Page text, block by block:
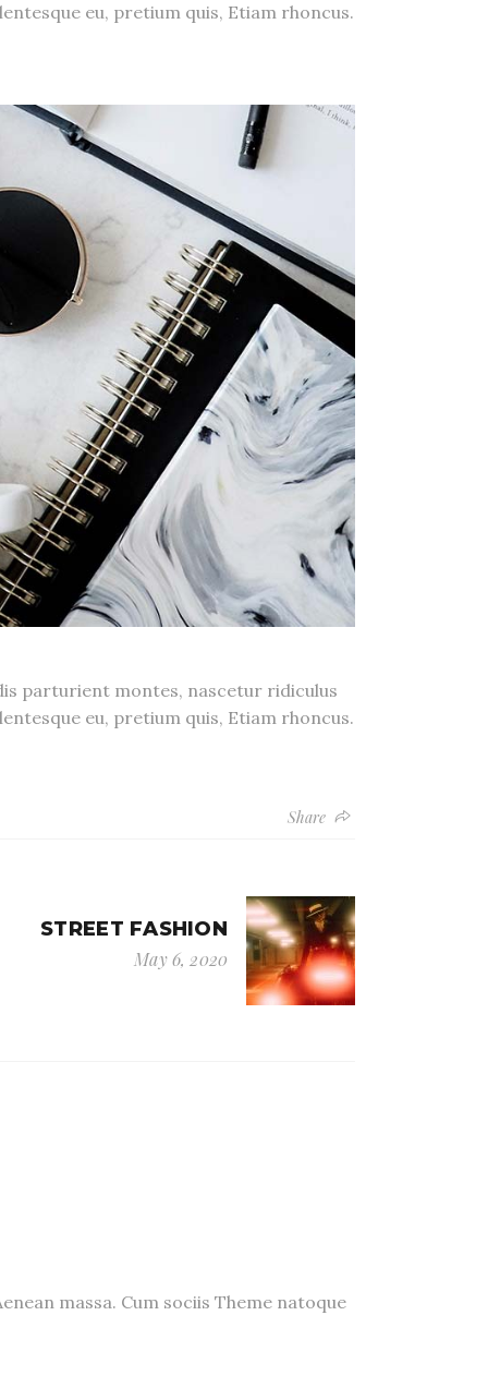
eu, pretium quis, Etiam rhoncus.
parturient montes, nascetur ridiculus
eu, pretium quis, Etiam rhoncus.
Share
STREET FASHION
May 6, 2020
massa. Cum sociis Theme natoque